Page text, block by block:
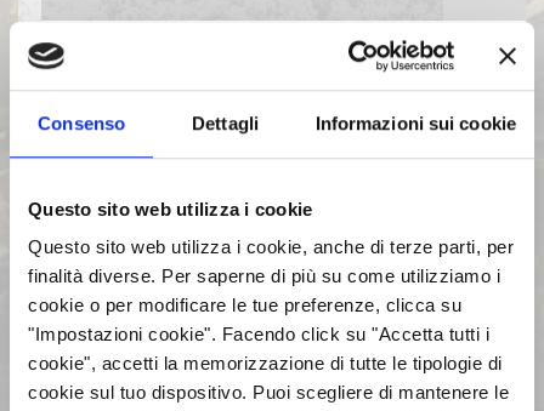
Consenso Dettagli Informazioni sui cookie
Questo sito web utilizza i cookie
Questo sito web utilizza i cookie, anche di terze parti, per
finalità diverse. Per saperne di più su come utilizziamo i
cookie o per modificare le tue preferenze, clicca su
"Impostazioni cookie". Facendo click su "Accetta tutti i
cookie", accetti la memorizzazione di tutte le tipologie di
cookie sul tuo dispositivo. Puoi scegliere di mantenere le
CALENDARIO EVENTI SOCIETARI
EVENTI E DOCUMENTAZIONE
BILANCI E RELAZIONI
INTERMEDIE
ASSEMBLEE